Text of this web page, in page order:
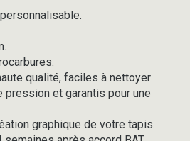
qualité, faciles à nettoyer
pression et garantis pour une
graphique de votre tapis.